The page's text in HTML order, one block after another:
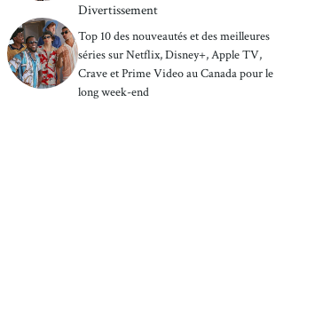
Divertissement
Top 10 des nouveautés et des meilleures
séries sur Netflix, Disney+, Apple TV,
Crave et Prime Video au Canada pour le
long week-end